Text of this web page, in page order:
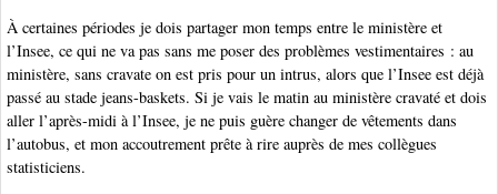
À certaines périodes je dois partager mon temps entre le ministère et
l’Insee, ce qui ne va pas sans me poser des problèmes vestimentaires : au
ministère, sans cravate on est pris pour un intrus, alors que l’Insee est déjà
passé au stade jeans-baskets. Si je vais le matin au ministère cravaté et dois
aller l’après-midi à l’Insee, je ne puis guère changer de vêtements dans
l’autobus, et mon accoutrement prête à rire auprès de mes collègues
statisticiens.